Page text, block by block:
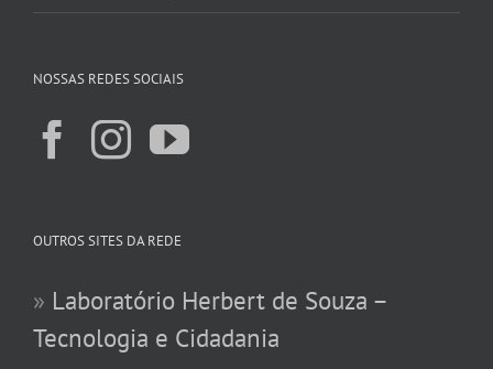
NOSSAS REDES SOCIAIS
OUTROS SITES DA REDE
» Laboratório Herbert de Souza –
Tecnologia e Cidadania